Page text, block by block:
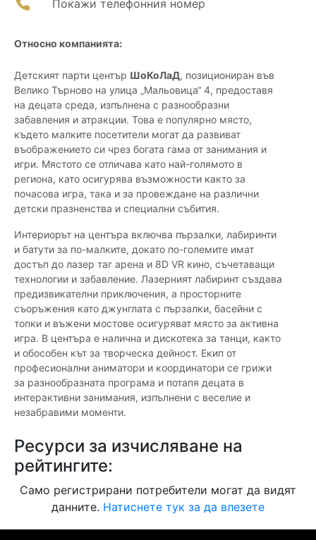
Покажи телефонния номер
Относно компанията:
Детският парти център ШоКоЛаД, позициониран във
Велико Търново на улица „Мальовица“ 4, предоставя
на децата среда, изпълнена с разнообразни
забавления и атракции. Това е популярно място,
където малките посетители могат да развиват
въображението си чрез богата гама от занимания и
игри. Мястото се отличава като най-голямото в
региона, като осигурява възможности както за
почасова игра, така и за провеждане на различни
детски празненства и специални събития.
Интериорът на центъра включва пързалки, лабиринти
и батути за по-малките, докато по-големите имат
достъп до лазер таг арена и 8D VR кино, съчетаващи
технологии и забавление. Лазерният лабиринт създава
предизвикателни приключения, а просторните
съоръжения като джунглата с пързалки, басейни с
топки и въжени мостове осигуряват място за активна
игра. В центъра е налична и дискотека за танци, както
и обособен кът за творческа дейност. Екип от
професионални аниматори и координатори се грижи
за разнообразната програма и потапя децата в
интерактивни занимания, изпълнени с веселие и
незабравими моменти.
Ресурси за изчисляване на
рейтингите:
Само регистрирани потребители могат да видят
данните. Натиснете тук за да влезете